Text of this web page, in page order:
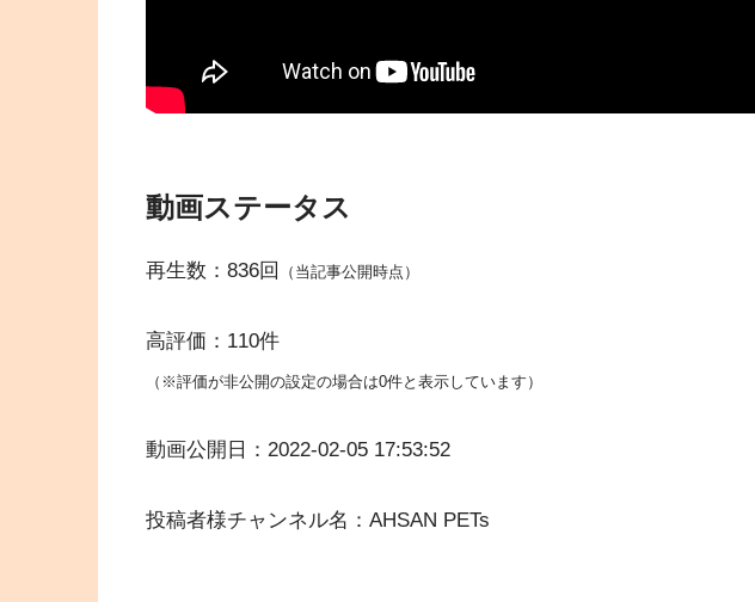
動画ステータス
再生数：836回 （当記事公開時点）
高評価：110件
（※評価が非公開の設定の場合は0件と表示しています）
動画公開日：2022-02-05 17:53:52
投稿者様チャンネル名：AHSAN PETs